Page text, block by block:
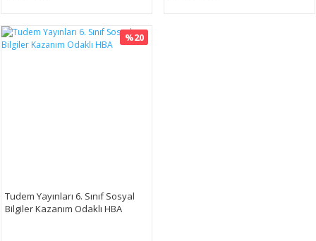
%20
​Tudem Yayınları 6. Sınıf Sosyal
Bilgiler Kazanım Odaklı HBA